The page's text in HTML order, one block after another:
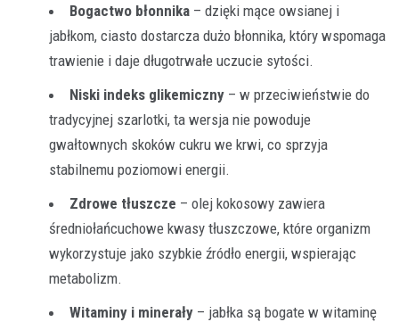
Bogactwo błonnika – dzięki mące owsianej i
jabłkom, ciasto dostarcza dużo błonnika, który wspomaga
trawienie i daje długotrwałe uczucie sytości.
Niski indeks glikemiczny – w przeciwieństwie do
tradycyjnej szarlotki, ta wersja nie powoduje
gwałtownych skoków cukru we krwi, co sprzyja
stabilnemu poziomowi energii.
Zdrowe tłuszcze – olej kokosowy zawiera
średniołańcuchowe kwasy tłuszczowe, które organizm
wykorzystuje jako szybkie źródło energii, wspierając
metabolizm.
Witaminy i minerały – jabłka są bogate w witaminę